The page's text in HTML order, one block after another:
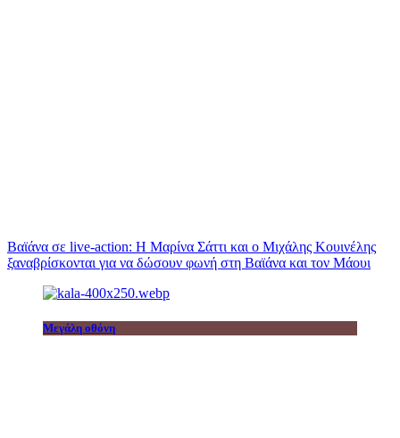
Βαϊάνα σε live-action: Η Μαρίνα Σάττι και ο Μιχάλης Κουινέλης
ξαναβρίσκονται για να δώσουν φωνή στη Βαϊάνα και τον Μάουι
Μεγάλη οθόνη